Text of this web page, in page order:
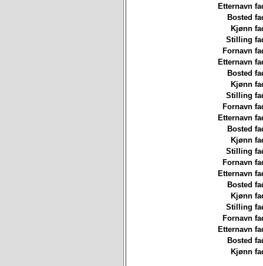
Etternavn
Bosted
Kjønn
Stilling
Fornavn
Etternavn
Bosted
Kjønn
Stilling
Fornavn
Etternavn
Bosted
Kjønn
Stilling
Fornavn
Etternavn
Bosted
Kjønn
Stilling
Fornavn
Etternavn
Bosted
Kjønn